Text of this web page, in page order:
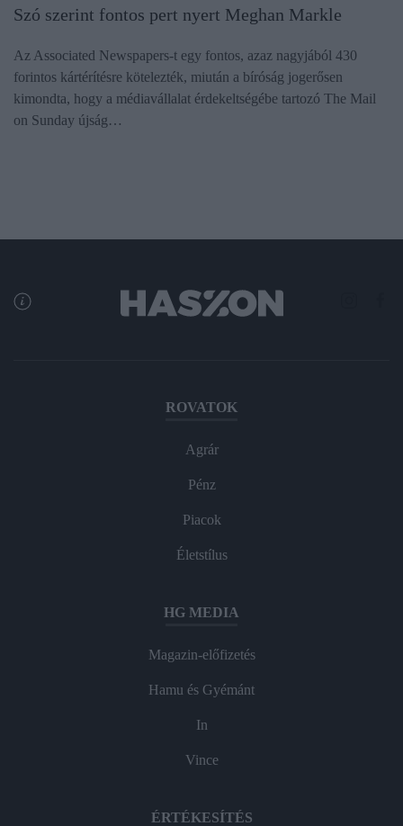
Szó szerint fontos pert nyert Meghan Markle
Az Associated Newspapers-t egy fontos, azaz nagyjából 430
forintos kártérítésre kötelezték, miután a bíróság jogerősen
kimondta, hogy a médiavállalat érdekeltségébe tartozó The Mail
on Sunday újság…
ROVATOK
Agrár
Pénz
Piacok
Életstílus
HG MEDIA
Magazin-előfizetés
Hamu és Gyémánt
In
Vince
ÉRTÉKESÍTÉS